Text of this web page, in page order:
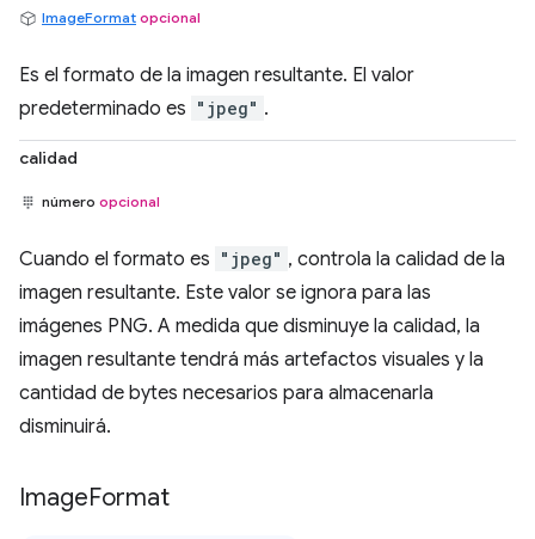
ImageFormat opcional
Es el formato de la imagen resultante. El valor
predeterminado es "jpeg" .
calidad
número opcional
Cuando el formato es "jpeg" , controla la calidad de la
imagen resultante. Este valor se ignora para las
imágenes PNG. A medida que disminuye la calidad, la
imagen resultante tendrá más artefactos visuales y la
cantidad de bytes necesarios para almacenarla
disminuirá.
ImageFormat